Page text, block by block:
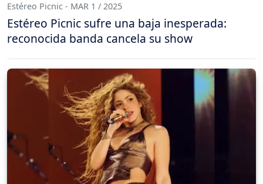
Estéreo Picnic - MAR 1 / 2025
Estéreo Picnic sufre una baja inesperada:
reconocida banda cancela su show